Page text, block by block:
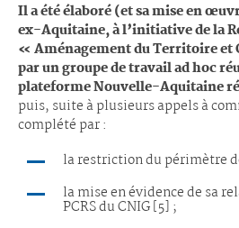
Il a été élaboré (et sa mise en
ex-Aquitaine, à l’initiative de la
« Aménagement du Territoire et
par un groupe de travail ad hoc
plateforme Nouvelle-Aquitaine
puis, suite à plusieurs appels à
complété par :
la restriction du périmètre
la mise en évidence de sa
PCRS du CNIG [5] ;